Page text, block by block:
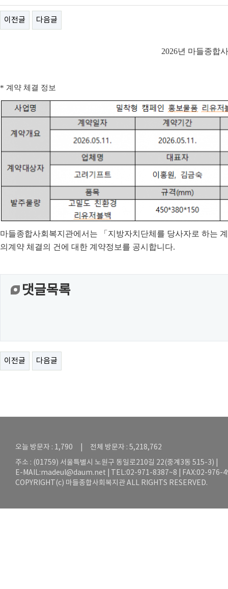
이전글 다음글
2026년 마들종합
* 계약 체결 정보
마들종합사회복지관에서는 「 지방자치단체를 당사자로 하는
의계약 체결의 건에 대한 계약정보를 공시합니다.
댓글목록
이전글 다음글
오늘 방문자 : 1,790 | 전체 방문자 : 5,218,762
주소 : (01759) 서울특별시 노원구 동일로210길 22(중계3동 515-3) |
E-MAIL:madeul@daum.net | TEL:02-971-8387~8 | FAX:02-976-
COPYRIGHT(c) 마들종합사회복지관 ALL RIGHTS RESERVED.